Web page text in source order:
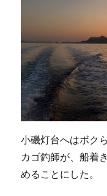
小磯灯台へはボク
カゴ釣師が、船着
めることにした。